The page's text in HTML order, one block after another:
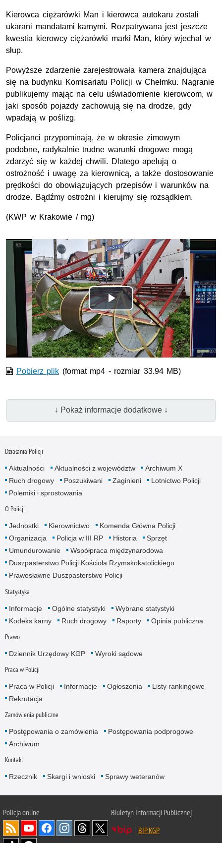
Kierowca ciężarówki Man i kierowca autokaru zostali
ukarani mandatami karnymi. Rozpatrywana jest jeszcze
kwestia kierowcy ciężarówki marki Man, który wjechał w
słup.
Powyższe zdarzenie zarejestrowała kamera znajdująca
się na budynku Komisariatu Policji w Chełmku. Nagranie
publikujemy mając na celu uświadomienie kierowcom, w
jaki sposób pojazdy zachowują się na drodze, gdy
wpadają w poślizg.
Policjanci przypominają, że w okresie zimowym
podobne, radykalnie trudne warunki drogowe mogą
zdarzyć się w każdej chwili. Dlatego apelują o
ostrożność i uwagę za kierownicą, a także dostosowanie
prędkości do obowiązujących przepisów i warunków na
drodze. Bądźmy ostrożni i kierujmy się rozsądkiem.
(KWP w Krakowie / mg)
Opis filmu: nagranie z kamer monitoringu karambolu
Odtwórz
wideo
Pobierz plik (format mp4 - rozmiar 33.94 MB)
↓ Pokaż informacje dodatkowe ↓
Działania Policji
Aktualności Aktualności z województw
Archiwum X
Ruch drogowy
Poszukiwani Zaginieni
Lotnictwo Policji
Polemiki i sprostowania
O Policji
Jednostki Kierownictwo
Komenda Główna Policji
Organizacja
Policja w III RP Historia
Sprzęt
Umundurowanie
Współpraca międzynarodowa
Duszpasterstwo Policji Kościoła Rzymskokatolickiego
Prawosławne Duszpasterstwo Policji
Statystyka
Informacje Ogólne statystyki
Wybrane statystyki
Kodeks karny
Ruch drogowy Raporty Opinia publiczna
Prawo
Dziennik Urzędowy KGP Wyroki sądowe
Praca w Policji
Praca w Policji Informacje Ogłoszenia
Listy rankingowe
Rekrutacja
Zamówienia publiczne
Postępowania o zamówienia
Postępowania podprogowe
Archiwum
Kontakt
Rzecznik Skargi i wnioski Sprawy weteranów
Policjaonline
Biuletyn Informacji Publicznej
BIP KGP